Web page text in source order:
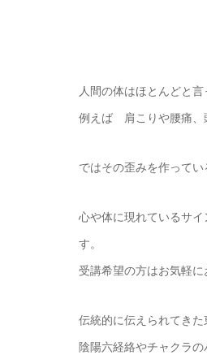
人間の体はほとんどと
例えば 肩こりや腰痛、
ではその歪みを作って
心や体に現れているサ
す。
受講希望の方はお気軽に
伝統的に伝えられてきた
陰陽六経絡やチャクラの